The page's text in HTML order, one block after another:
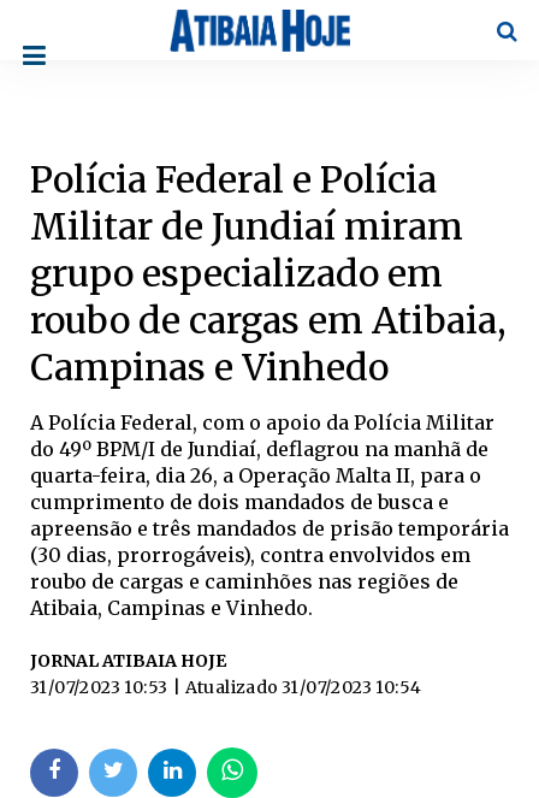
Polícia Federal e Polícia
Militar de Jundiaí miram
grupo especializado em
roubo de cargas em Atibaia,
Campinas e Vinhedo
A Polícia Federal, com o apoio da Polícia Militar
do 49º BPM/I de Jundiaí, deflagrou na manhã de
quarta-feira, dia 26, a Operação Malta II, para o
cumprimento de dois mandados de busca e
apreensão e três mandados de prisão temporária
(30 dias, prorrogáveis), contra envolvidos em
roubo de cargas e caminhões nas regiões de
Atibaia, Campinas e Vinhedo.
JORNAL ATIBAIA HOJE
31/07/2023 10:53
| Atualizado 31/07/2023 10:54